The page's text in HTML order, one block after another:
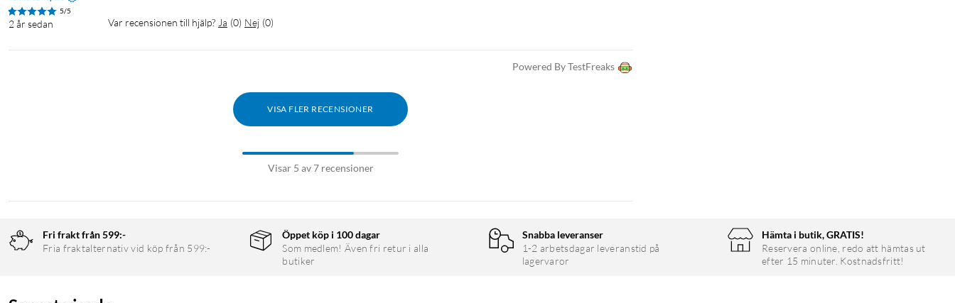
5/5
2 år sedan Var recensionen till hjälp? Ja (0) Nej (0)
Powered By TestFreaks
VISA FLER RECENSIONER
Visar 5 av 7 recensioner
Fri frakt från 599:-
Fria fraktalternativ vid köp från 599:-
Öppet köp i 100 dagar
Som medlem! Även fri retur i alla
butiker
Snabba leveranser
1-2 arbetsdagar leveranstid på
lagervaror
Hämta i butik, GRATIS!
Reservera online, redo att hämtas ut
efter 15 minuter. Kostnadsfritt!